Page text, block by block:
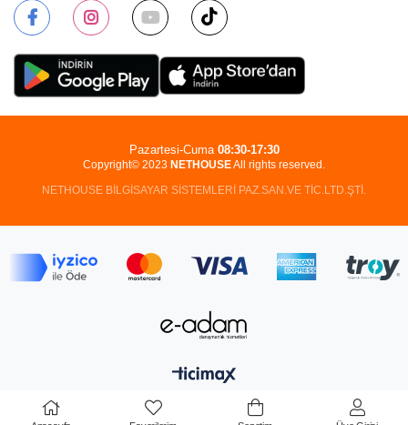
Copyright© 2023 NETHOUSEAll rights reserved.
NETHOUSE BİLGİSAYAR SİSTEMLERİ PAZ.SAN.VE TİC.LTD.ŞTİ.
Pazartesi-Cuma 08:30-17:30